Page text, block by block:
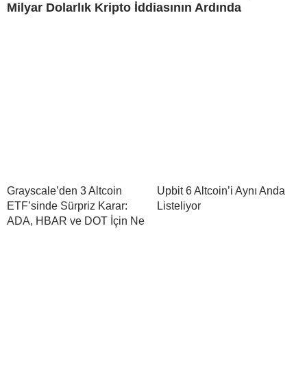
Milyar Dolarlık Kripto İddiasının Ardında
Grayscale’den 3 Altcoin
ETF’sinde Sürpriz Karar:
ADA, HBAR ve DOT İçin Ne
Upbit 6 Altcoin’i Aynı Anda
Listeliyor